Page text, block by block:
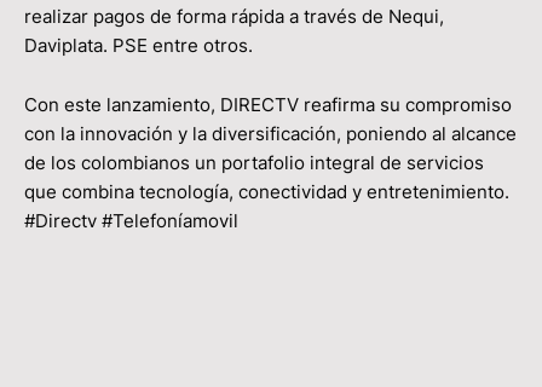
realizar pagos de forma rápida a través de Nequi,
Daviplata. PSE entre otros.
Con este lanzamiento, DIRECTV reafirma su compromiso
con la innovación y la diversificación, poniendo al alcance
de los colombianos un portafolio integral de servicios
que combina tecnología, conectividad y entretenimiento.
#Directv #Telefoníamovil